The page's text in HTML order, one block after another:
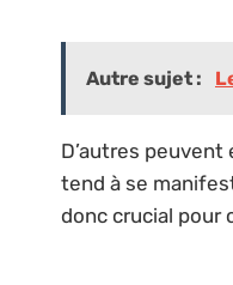
Autre sujet :
D’autres peuvent
tend à se
donc crucial pour